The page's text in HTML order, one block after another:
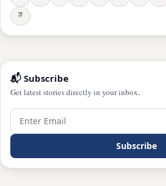
ज्ञ
📬 Subscribe
Get latest stories directly in your inbox.
Subscribe